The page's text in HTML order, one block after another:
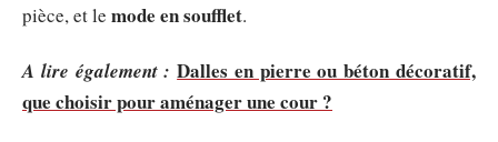
pièce, et le mode en soufflet.
A lire également : Dalles en pierre ou béton décoratif,
que choisir pour aménager une cour ?